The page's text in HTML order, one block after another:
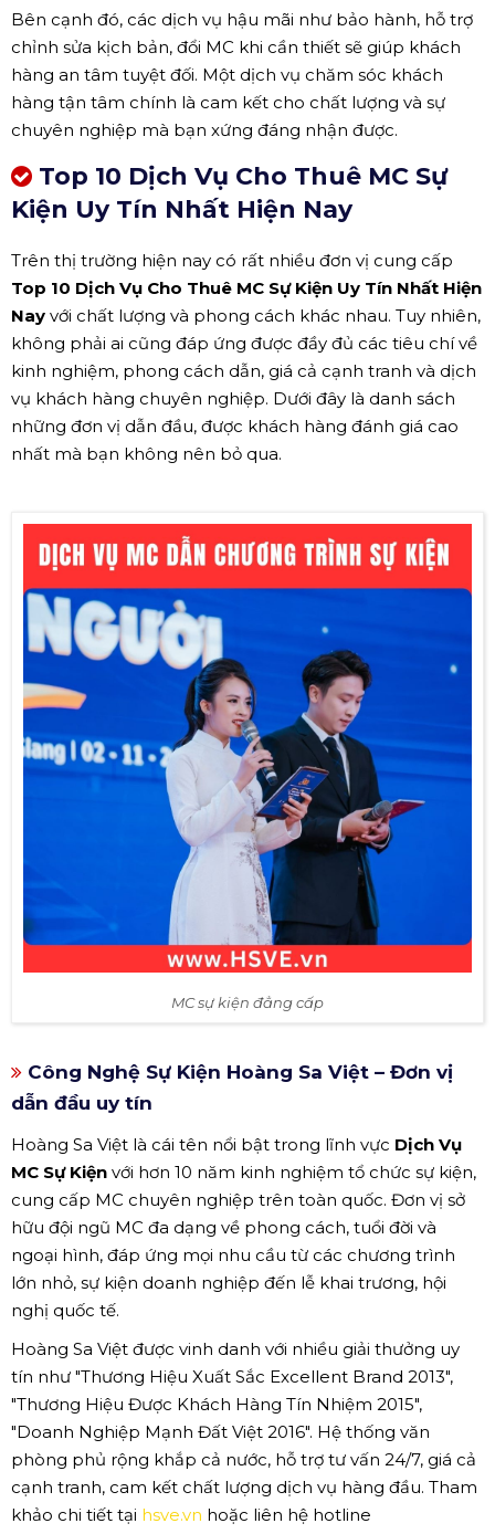
Bên cạnh đó, các dịch vụ hậu mãi như bảo hành, hỗ trợ
chỉnh sửa kịch bản, đổi MC khi cần thiết sẽ giúp khách
hàng an tâm tuyệt đối. Một dịch vụ chăm sóc khách
hàng tận tâm chính là cam kết cho chất lượng và sự
chuyên nghiệp mà bạn xứng đáng nhận được.
Top 10 Dịch Vụ Cho Thuê MC Sự
Kiện Uy Tín Nhất Hiện Nay
Trên thị trường hiện nay có rất nhiều đơn vị cung cấp
Top 10 Dịch Vụ Cho Thuê MC Sự Kiện Uy Tín Nhất Hiện
Nay với chất lượng và phong cách khác nhau. Tuy nhiên,
không phải ai cũng đáp ứng được đầy đủ các tiêu chí về
kinh nghiệm, phong cách dẫn, giá cả cạnh tranh và dịch
vụ khách hàng chuyên nghiệp. Dưới đây là danh sách
những đơn vị dẫn đầu, được khách hàng đánh giá cao
nhất mà bạn không nên bỏ qua.
MC sự kiện đẳng cấp
Công Nghệ Sự Kiện Hoàng Sa Việt – Đơn vị
dẫn đầu uy tín
Hoàng Sa Việt là cái tên nổi bật trong lĩnh vực Dịch Vụ
MC Sự Kiện với hơn 10 năm kinh nghiệm tổ chức sự kiện,
cung cấp MC chuyên nghiệp trên toàn quốc. Đơn vị sở
hữu đội ngũ MC đa dạng về phong cách, tuổi đời và
ngoại hình, đáp ứng mọi nhu cầu từ các chương trình
lớn nhỏ, sự kiện doanh nghiệp đến lễ khai trương, hội
nghị quốc tế.
Hoàng Sa Việt được vinh danh với nhiều giải thưởng uy
tín như "Thương Hiệu Xuất Sắc Excellent Brand 2013",
"Thương Hiệu Được Khách Hàng Tín Nhiệm 2015",
"Doanh Nghiệp Mạnh Đất Việt 2016". Hệ thống văn
phòng phủ rộng khắp cả nước, hỗ trợ tư vấn 24/7, giá cả
cạnh tranh, cam kết chất lượng dịch vụ hàng đầu. Tham
khảo chi tiết tại hsve.vn hoặc liên hệ hotline